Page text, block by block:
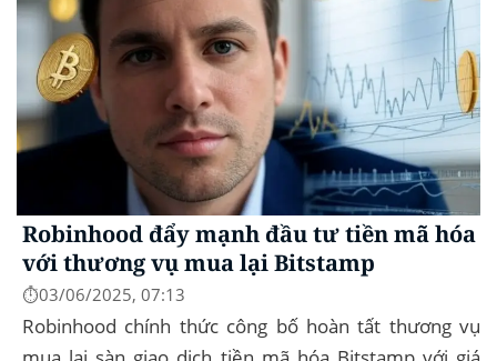
Robinhood đẩy mạnh đầu tư tiền mã hóa
với thương vụ mua lại Bitstamp
⏱️03/06/2025, 07:13
Robinhood chính thức công bố hoàn tất thương vụ